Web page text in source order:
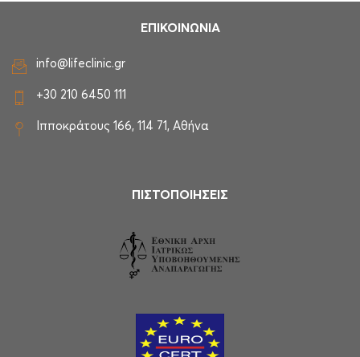
ΕΠΙΚΟΙΝΩΝΙΑ
info@lifeclinic.gr
+30 210 6450 111
Ιπποκράτους 166, 114 71, Αθήνα
ΠΙΣΤΟΠΟΙΗΣΕΙΣ